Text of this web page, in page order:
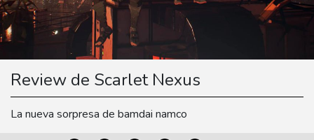
Review de Scarlet Nexus
La nueva sorpresa de bamdai namco